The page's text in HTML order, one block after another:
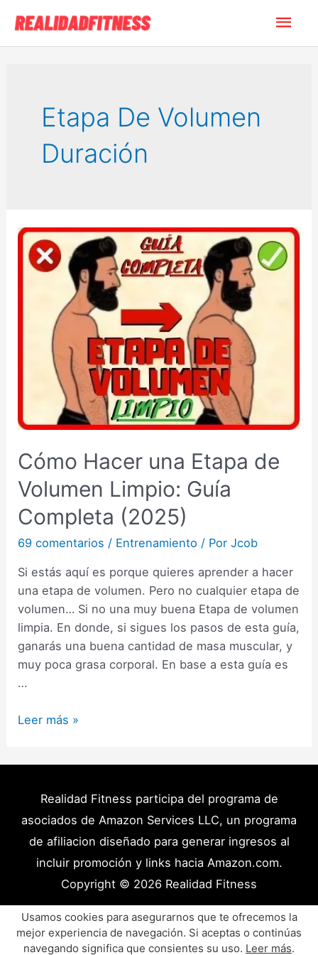
contenido
Etapa De Volumen
Duración
Cómo Hacer una Etapa de
Volumen Limpio: Guía
Completa (2025)
69 comentarios / Entrenamiento / PorJcob
Si estás aquí es porque quieres aprender a hacer
una etapa de volumen. Pero no cualquier etapa de
volumen… Si no una muy buena Etapa de volumen
limpia. En donde, si sigues los pasos de esta guía,
ganarás una buena cantidad de masa muscular, y
muy poca grasa corporal. En base a esta guía es
…
Cómo
Volumen
Guía
Completa
Leer más »
Realidad Fitness participa del programa de
asociados de Amazon Services LLC, un programa
de afiliacion diseñado para generar ingresos al
incluir promoción y links hacia Amazon.com.
Copyright © 2026 Realidad Fitness
Políticas de Privacidad – Términos y Condiciones
Disclaimer Médico
Contacto
Artículos
Usamos cookies para asegurarnos que te ofrecemos la
mejor experiencia de navegación. Si aceptas o continúas
navegando significa que consientes su uso. Leer más.